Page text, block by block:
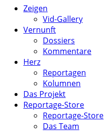
Zeigen
Vid-Gallery
Vernunft
Dossiers
Kommentare
Herz
Reportagen
Kolumnen
Das Projekt
Reportage-Store
Reportage-Store
Das Team